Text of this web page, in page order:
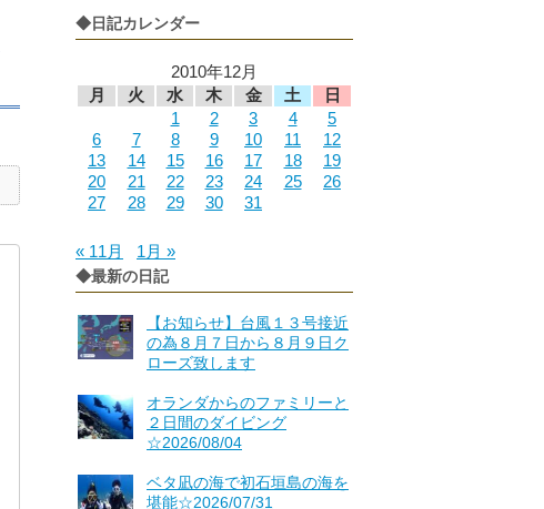
◆日記カレンダー
2010年12月
月
火 水 木 金 土
日
1
2 3 4
5
6
7 8 9 10 11
12
13
14 15 16 17 18
19
20
21 22 23 24 25
26
27
28 29 30 31
« 11月 1月 »
◆最新の日記
【お知らせ】台風１３号接近
の為８月７日から８月９日ク
ローズ致します
オランダからのファミリーと
２日間のダイビング
☆2026/08/04
ベタ凪の海で初石垣島の海を
堪能☆2026/07/31